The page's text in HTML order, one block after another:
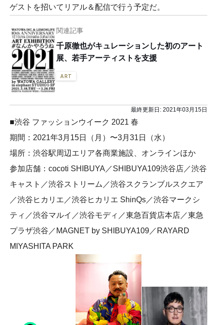
ゲストを招いてリアル＆配信で行う予定だ。
関連記事
千原徹也がキュレーションした初のアート
展、若手アーティストを支援
ART
最終更新日: 2021年03月15日
■渋谷 ファッションウイーク 2021 春
期間：2021年3月15日（月）〜3月31日（水）
場所：渋谷駅周辺エリア各商業施設、オンラインほか
参加店舗：cocoti SHIBUYA／SHIBUYA109渋谷店／渋谷
キャスト／渋谷ストリーム／渋谷スクランブルスクエア
／渋谷ヒカリエ／渋谷ヒカリエ ShinQs／渋谷マークシ
ティ／渋谷マルイ／渋谷モディ／東急百貨店本店／東急
プラザ渋谷／MAGNET by SHIBUYA109／RAYARD
MIYASHITA PARK